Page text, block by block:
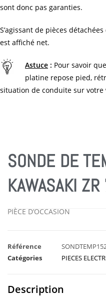
sont donc pas garanties.
S’agissant de pièces
est affiché net.
Astuce : Pour savoir
platine repose pied,
situation de conduite sur votre
SONDE DE
KAWASAKI
PIÈCE D’OCCASION
Référence
Catégories
PIECES
Description